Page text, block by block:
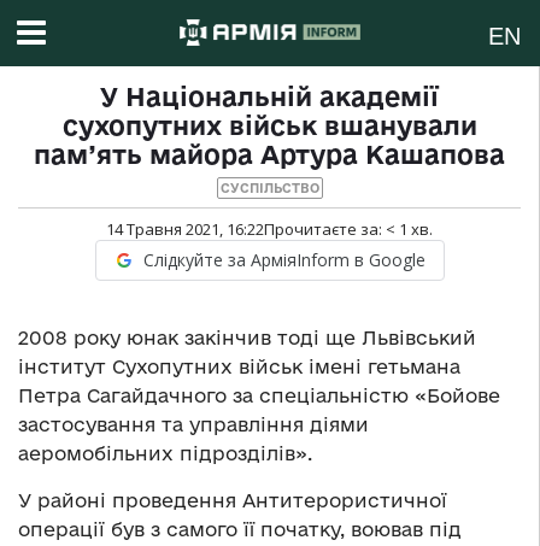
EN
У Національній академії
сухопутних військ вшанували
пам’ять майора Артура Кашапова
СУСПІЛЬСТВО
14 Травня 2021, 16:22Прочитаєте за: < 1 хв.
Слідкуйте за АрміяInform в Google
2008 року юнак закінчив тоді ще Львівський
інститут Сухопутних військ імені гетьмана
Петра Сагайдачного за спеціальністю «Бойове
застосування та управління діями
аеромобільних підрозділів».
У районі проведення Антитерористичної
операції був з самого її початку, воював під